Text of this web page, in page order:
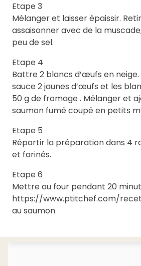
Etape 3
Mélanger et laisser épaissir.
assaisonner avec de la
peu de sel.
Etape 4
Battre 2 blancs d’œufs en
sauce 2 jaunes d’œufs et les
50 g de fromage . Mélanger et
saumon fumé coupé en petits
Etape 5
Répartir la préparation dans 4
et farinés.
Etape 6
Mettre au four pendant 20
https://www.ptitchef.com/
au saumon